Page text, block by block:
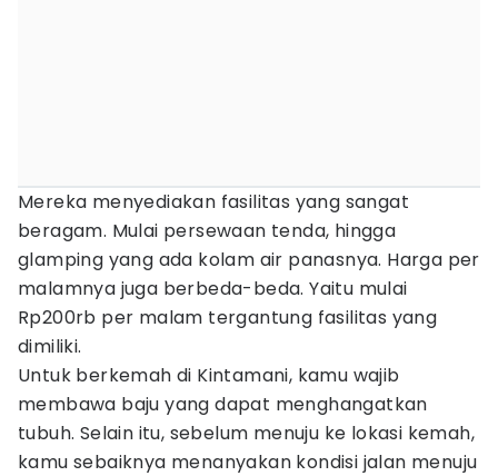
Mereka menyediakan fasilitas yang sangat
beragam. Mulai persewaan tenda, hingga
glamping yang ada kolam air panasnya. Harga per
malamnya juga berbeda-beda. Yaitu mulai
Rp200rb per malam tergantung fasilitas yang
dimiliki.
Untuk berkemah di Kintamani, kamu wajib
membawa baju yang dapat menghangatkan
tubuh. Selain itu, sebelum menuju ke lokasi kemah,
kamu sebaiknya menanyakan kondisi jalan menuju